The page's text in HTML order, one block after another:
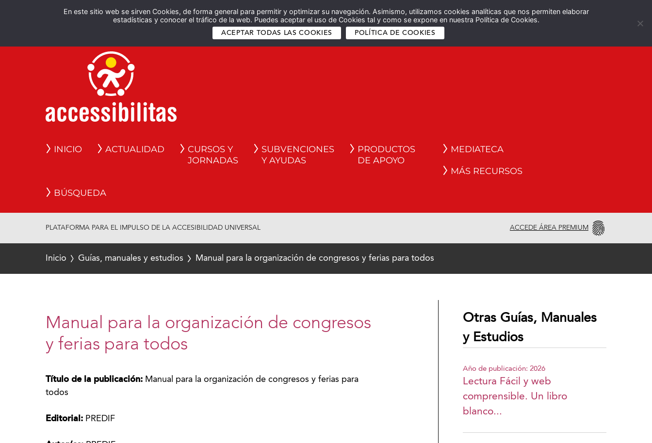
En este sitio web se sirven Cookies, de forma general para permitir y optimizar su navegación. Asimismo, utilizamos cookies analíticas que nos permiten elaborar
estadísticas y conocer el tráfico de la web. Puedes aceptar el uso de Cookies tal y como se expone en nuestra Política de Cookies.
ACEPTAR TODAS LAS COOKIES POLÍTICA DE COOKIES
Español English
INICIO ACTUALIDAD
CURSOS Y
JORNADAS
SUBVENCIONES
Y AYUDAS
PRODUCTOS
DE APOYO
MEDIATECA
MÁS RECURSOS
BÚSQUEDA
PLATAFORMA PARA EL IMPULSO DE LA ACCESIBILIDAD UNIVERSAL ACCEDE ÁREA PREMIUM
Inicio Guías, manuales y estudios Manual para la organización de congresos y ferias para todos
Manual para la organización de congresos
y ferias para todos
Título de la publicación: Manual para la organización de congresos y ferias para
todos
Editorial: PREDIF
Otras Guías, Manuales
y Estudios
Año de publicación: 2026
Lectura Fácil y web
comprensible. Un libro
blanco...